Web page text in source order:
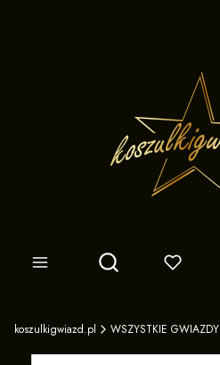
Otwórz wyszukiwarkę
koszulkigwiazd.pl WSZYSTKIE GWIAZDY